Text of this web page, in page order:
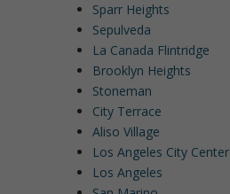
Sparr Heights
Sepulveda
La Canada Flintridge
Brooklyn Heights
Stoneman
City Terrace
Aliso Village
Los Angeles City Center
Los Angeles